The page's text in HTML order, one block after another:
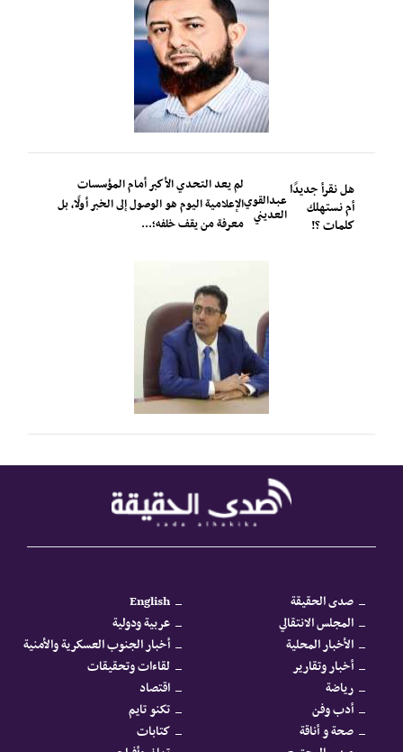
هل نقرأ جديدًا
أم نستهلك
كلمات ؟!
عبدالقوي
العديني
لم يعد التحدي الأكبر أمام المؤسسات
الإعلامية اليوم هو الوصول إلى الخبر أولًا، بل
معرفة من يقف خلفه؛...
صدى الحقيقة
English
المجلس الانتقالي
عربية ودولية
الأخبار المحلية
أخبار الجنوب العسكرية والأمنية
أخبار وتقارير
لقاءات وتحقيقات
رياضة
اقتصاد
أدب وفن
تكنو تايم
صحة و أناقة
كتابات